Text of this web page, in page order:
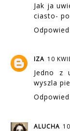
Jak ja
ciasto-
IZA 10
Jedno z
wyszla
ALUCHA